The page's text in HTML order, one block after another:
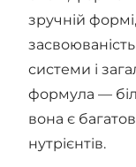
зручній
системи і
формула —
вона є
нутрієнтів.